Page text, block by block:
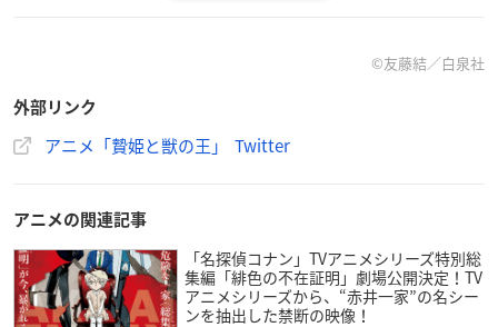
イントロダクション
2015年より「花とゆめ」で連載開始、累計180万部を突破した
捧げられた人間の少女・サリフィが、妃として迎えられる少女
×人外異種間ロマンスの決定版。最終巻となる15巻が発売され
た。
©友藤結／白泉社
外部リンク
アニメ「贄姫と獣の王」 Twitter
アニメの関連記事
「名探偵コナン」TVアニメシリーズ特別総
集編「緋色の不在証明」劇場公開決定！TV
アニメシリーズから、“赤井一家”の名シー
ンを抽出した禁断の映像！